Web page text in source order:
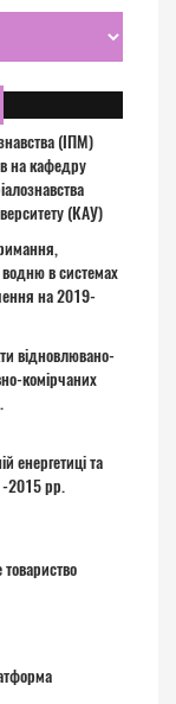
(ІПМ)
на кафедру
(КАУ)
водню в системах
на 2019-
відновлювано-
комірчаних
енергетиці та
2015 рр.